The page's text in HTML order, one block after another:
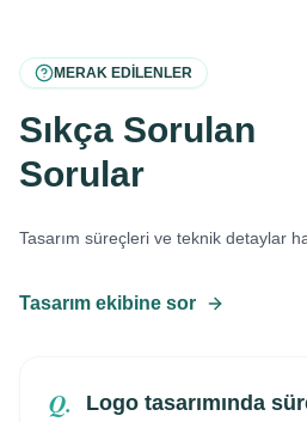
MERAK EDILENLER
Sıkça Sorulan
Sorular
Tasarım süreçleri ve teknik detaylar
Tasarım ekibine sor
Q.
Logo tasarımında